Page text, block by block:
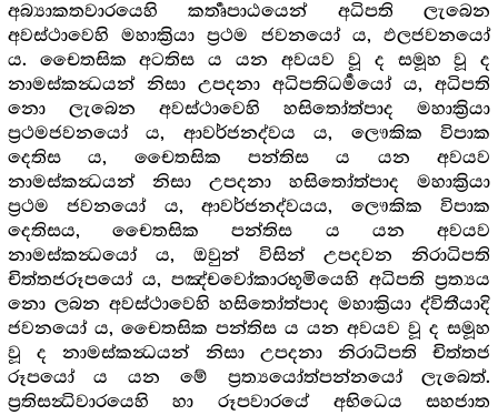
අබ්‍යාකතවාරයෙහි කර්‍තෘපාඨයෙන් අධිපති ලැබෙන
අවස්ථාවෙහි මහාක්‍රියා ප්‍රථම ජවනයෝ ය, ඵලජවනයෝ
ය. චෛතසික අටතිස ය යන අවයව වූ ද සමූහ වූ ද
නාමස්කන්‍ධයන් නිසා උපදනා අධිපතිධර්‍මයෝ ය, අධිපති
නො ලැබෙන අවස්ථාවෙහි හසිතෝත්පාද මහාක්‍රියා
ප්‍රථමජවනයෝ ය, ආවර්ජනද්වය ය, ලෞකික විපාක
දෙතිස ය, චෛතසික පන්තිස ය යන අවයව
නාමස්කන්‍ධයන් නිසා උපදනා හසිතෝත්පාද මහාක්‍රියා
ප්‍රථම ජවනයෝ ය, ආවර්ජනද්වයය, ලෞකික විපාක
දෙතිසය, චෛතසික පන්තිස ය යන අවයව
නාමස්කන්‍ධයෝ ය, ඔවුන් විසින් උපදවන නිරාධිපති
චිත්තජරූපයෝ ය, පඤ්චවෝකාරභූමියෙහි අධිපති ප්‍රත්‍යය
නො ලබන අවස්ථාවෙහි හසිතෝත්පාද මහාක්‍රියා ද්විතීයාදි
ජවනයෝ ය, චෛතසික පන්තිස ය යන අවයව වූ ද සමූහ
වූ ද නාමස්කන්‍ධයන් නිසා උපදනා නිරාධිපති චිත්තජ
රූපයෝ ය යන මේ ප්‍රත්‍යයෝත්පන්නයෝ ලැබෙත්.
ප්‍රතිසන්‍ධිවාරයෙහි හා රූපවාරයේ අභිධෙය සහජාත